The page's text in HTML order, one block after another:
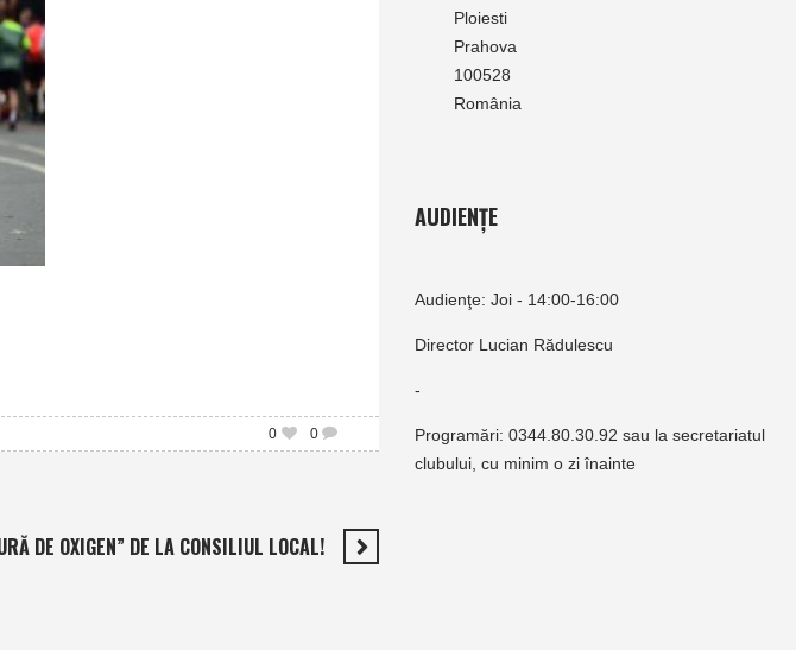
0
0
DE OXIGEN” DE LA CONSILIUL LOCAL!
Ploiesti
Prahova
100528
România
AUDIENȚE
Audienţe: Joi - 14:00-16:00
Director Lucian Rădulescu
-
Programări: 0344.80.30.92 sau la secretariatul
clubului, cu minim o zi înainte